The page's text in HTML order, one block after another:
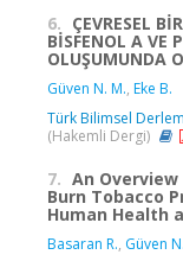
6. ÇEVRESEL
BİSFENOL A VE
OLUŞUMUNDA
Güven N. M., Eke B.
Türk Bilimsel
(Hakemli Dergi)
7. An
Burn Tobacco
Human Health
Basaran R., Güven